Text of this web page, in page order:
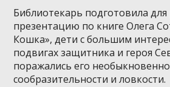
Библиотекарь подготовила для
презентацию по книге Олега
Кошка», дети с большим
подвигах защитника и героя
поражались его
сообразительности и ловкости.